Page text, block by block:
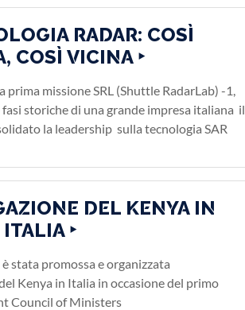
RADAR: COSÌ
COSÌ VICINA ‣
prima missione SRL (Shuttle RadarLab) -1,
storiche di una grande impresa italiana il
la leadership sulla tecnologia SAR
DEL KENYA IN
‣
stata promossa e organizzata
Kenya in Italia in occasione del primo
Council of Ministers